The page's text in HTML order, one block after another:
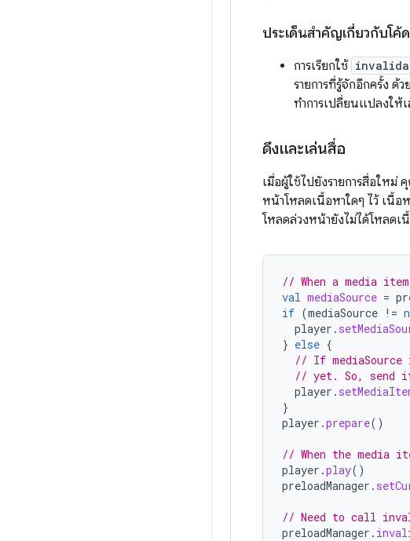
ประเด็นสำคัญเกี่ยวกับโค้ด
การเรียกใช้
รายการที่รู้จักอีกครั้ง ด้
ทำการเปลี่ยนแปลงให้
ดึงและเล่นสื่อ
เมื่อผู้ใช้ไปยังรายการสื่อใหม่
หน้าโหลดเนื้อหาใดๆ ไว้ เนื้อ
โหลดล่วงหน้ายังไม่ได้โหลดเ
// When a media
val mediaSource =
if (mediaSource !=
player .
} else {
// If mediaSource
// yet. So, send
player .
}
player .prepare()
// When the media
player .play()
preloadManager .
// Need to call
preloadManager .